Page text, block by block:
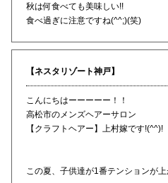
秋は何食べても美味しい!!
食べ過ぎに注意ですね(^^;)(笑)
【ネスタリゾート神戸】
こんにちはーーーーー！！
高松市のメンズヘアーサロン
【クラフトヘアー】上村嫁です!(^^)!
この夏、子供達が1番テンションが上